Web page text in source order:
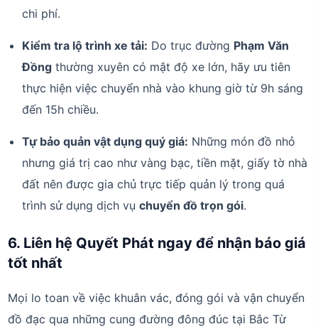
chi phí.
Kiểm tra lộ trình xe tải: Do trục đường Phạm Văn
Đồng thường xuyên có mật độ xe lớn, hãy ưu tiên
thực hiện việc chuyển nhà vào khung giờ từ 9h sáng
đến 15h chiều.
Tự bảo quản vật dụng quý giá: Những món đồ nhỏ
nhưng giá trị cao như vàng bạc, tiền mặt, giấy tờ nhà
đất nên được gia chủ trực tiếp quản lý trong quá
trình sử dụng dịch vụchuyển đồ trọn gói.
6. Liên hệ Quyết Phát ngay để nhận báo giá
tốt nhất
Mọi lo toan về việc khuân vác, đóng gói và vận chuyển
đồ đạc qua những cung đường đông đúc tại Bắc Từ